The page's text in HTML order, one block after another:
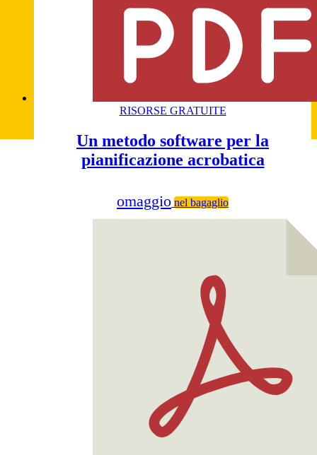
RISORSE GRATUITE
Un metodo software per la
pianificazione acrobatica
omaggio nel bagaglio